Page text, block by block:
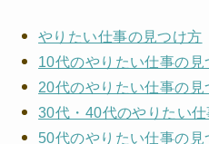
やりたい仕事の見つけ方
10代のやりたい仕事の見
20代のやりたい仕事の見
30代・40代のやりたい
50代のやりたい仕事の見